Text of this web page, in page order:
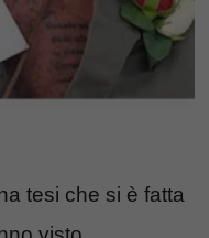
tesi che si è fatta